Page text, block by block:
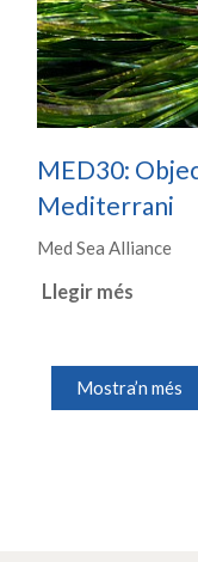
MED30:
Mediterrani
Med Sea Alliance
Llegir més
Mostra’n més